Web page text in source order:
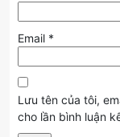
Email *
Lưu tên của tôi,
cho lần bình luận